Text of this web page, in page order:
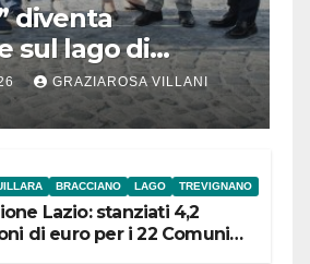
diventa
sul lago di
ieriGRAZIAROSA VILLANI
BRACCIANO LAGO TREVIGNANO
Lazio: stanziati 4,2
di euro per i 22 Comuni